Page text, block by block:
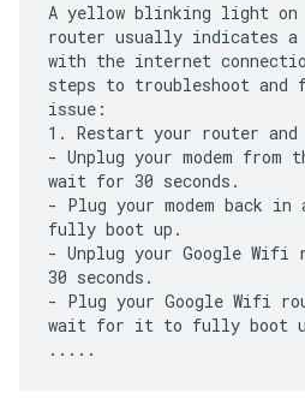
A yellow blinking light on
router usually indicates a
with the internet
steps to troubleshoot and
issue:
1. Restart your router and
- Unplug your modem from
wait for 30 seconds.
- Plug your modem back
fully boot up.
- Unplug your Google
30 seconds.
- Plug your Google Wifi
wait for it to fully boot